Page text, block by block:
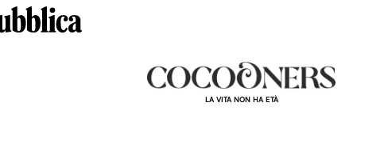
LA VITA NON HA ETÀ